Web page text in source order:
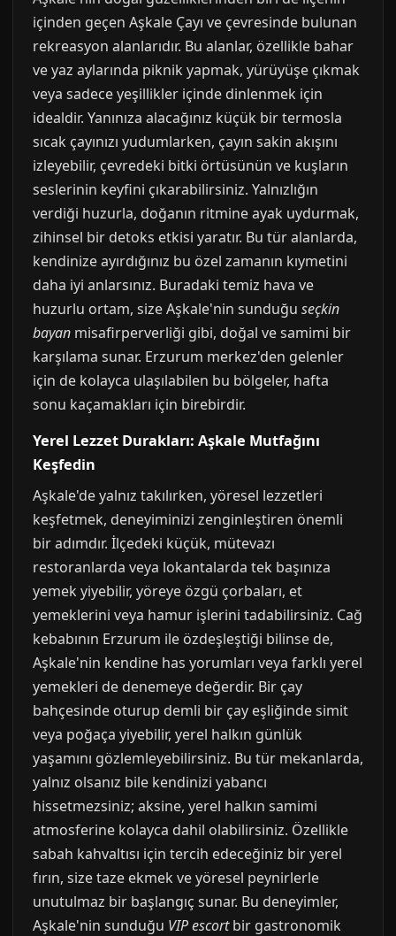
içinden geçen Aşkale Çayı ve çevresinde bulunan
rekreasyon alanlarıdır. Bu alanlar, özellikle bahar
ve yaz aylarında piknik yapmak, yürüyüşe çıkmak
veya sadece yeşillikler içinde dinlenmek için
idealdir. Yanınıza alacağınız küçük bir termosla
sıcak çayınızı yudumlarken, çayın sakin akışını
izleyebilir, çevredeki bitki örtüsünün ve kuşların
seslerinin keyfini çıkarabilirsiniz. Yalnızlığın
verdiği huzurla, doğanın ritmine ayak uydurmak,
zihinsel bir detoks etkisi yaratır. Bu tür alanlarda,
kendinize ayırdığınız bu özel zamanın kıymetini
daha iyi anlarsınız. Buradaki temiz hava ve
huzurlu ortam, size Aşkale'nin sunduğu seçkin
bayan misafirperverliği gibi, doğal ve samimi bir
karşılama sunar. Erzurum merkez'den gelenler
için de kolayca ulaşılabilen bu bölgeler, hafta
sonu kaçamakları için birebirdir.
Yerel Lezzet Durakları: Aşkale Mutfağını
Keşfedin
Aşkale'de yalnız takılırken, yöresel lezzetleri
keşfetmek, deneyiminizi zenginleştiren önemli
bir adımdır. İlçedeki küçük, mütevazı
restoranlarda veya lokantalarda tek başınıza
yemek yiyebilir, yöreye özgü çorbaları, et
yemeklerini veya hamur işlerini tadabilirsiniz. Cağ
kebabının Erzurum ile özdeşleştiği bilinse de,
Aşkale'nin kendine has yorumları veya farklı yerel
yemekleri de denemeye değerdir. Bir çay
bahçesinde oturup demli bir çay eşliğinde simit
veya poğaça yiyebilir, yerel halkın günlük
yaşamını gözlemleyebilirsiniz. Bu tür mekanlarda,
yalnız olsanız bile kendinizi yabancı
hissetmezsiniz; aksine, yerel halkın samimi
atmosferine kolayca dahil olabilirsiniz. Özellikle
sabah kahvaltısı için tercih edeceğiniz bir yerel
fırın, size taze ekmek ve yöresel peynirlerle
unutulmaz bir başlangıç sunar. Bu deneyimler,
Aşkale'nin sunduğu VIP escortbir gastronomik